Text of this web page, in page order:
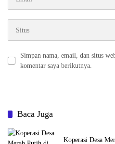
Simpan nama, email, dan situs
komentar saya berikutnya.
Baca Juga
Koperasi Desa